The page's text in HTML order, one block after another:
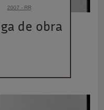
2007 - RR
de obra